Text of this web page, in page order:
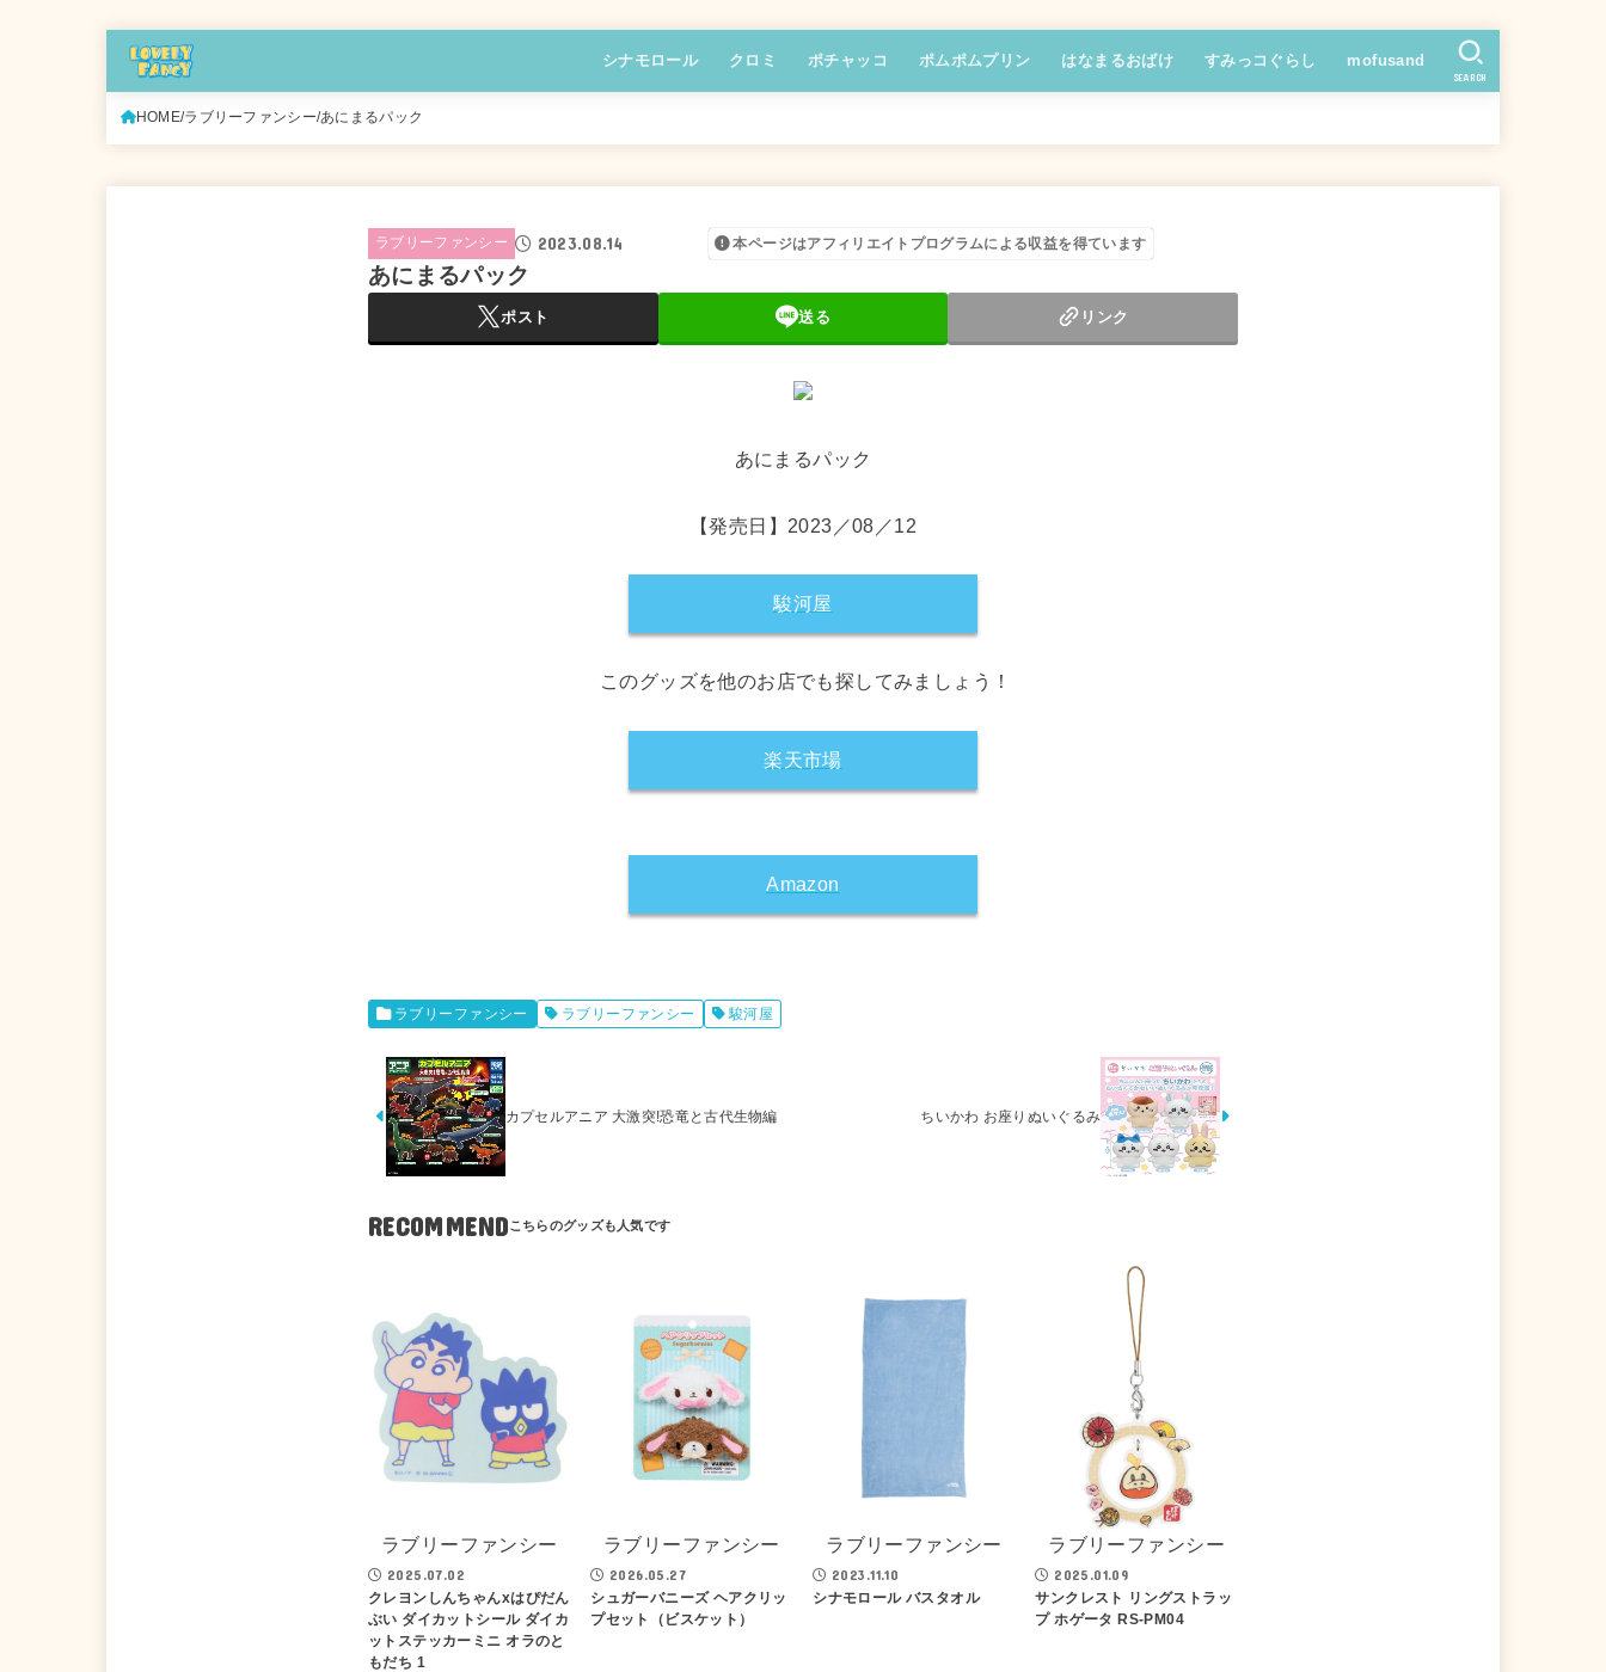
シナモロール クロミ ポチャッコ ポムポムプリン はなまるおばけ すみっコぐらし mofusand
SEARCH
HOME ラブリーファンシー あにまるパック
ラブリーファンシー 2023.08.14 本ページはアフィリエイトプログラムによる収益を得ています
あにまるパック
ポスト 送る リンク
あにまるパック
【発売日】2023／08／12
駿河屋
このグッズを他のお店でも探してみましょう！
楽天市場
Amazon
ラブリーファンシー ラブリーファンシー 駿河屋
カプセルアニア 大激突!恐竜と古代生物編 ちいかわ お座りぬいぐるみ
RECOMMEND
ラブリーファンシー
2025.07.02
クレヨンしんちゃんxはぴだん
ぶい ダイカットシール ダイカ
ットステッカーミニ オラのと
もだち 1
ラブリーファンシー
2026.05.27
シュガーバニーズ ヘアクリッ
プセット（ビスケット）
ラブリーファンシー
2023.11.10
シナモロール バスタオル
ラブリーファンシー
2025.01.09
サンクレスト リングストラッ
プ ホゲータ RS-PM04